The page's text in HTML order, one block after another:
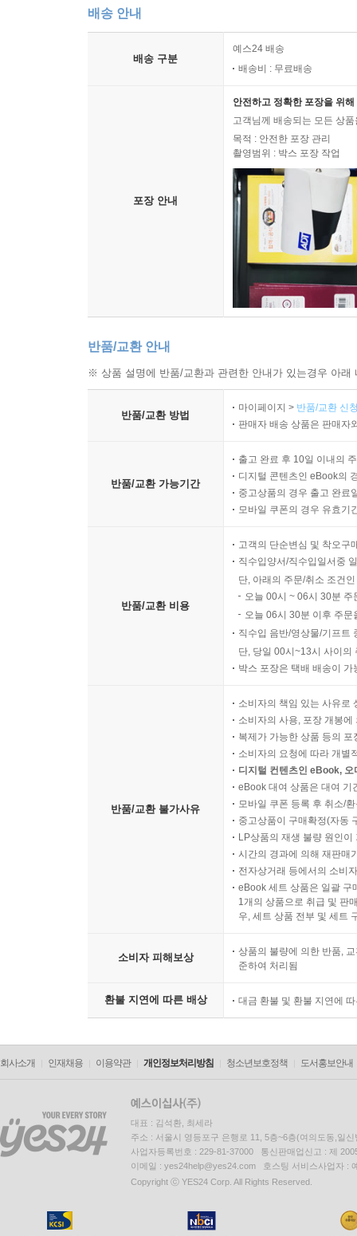
배송 안내
배송 구분
예스24 배송
배송비 : 무료배송
포장 안내
안전하고 정확한 포장을 위
고객님께 배송되는 모든 상
목적 : 안전한 포장 관리
촬영범위 : 박스 포장 작업
반품/교환 안내
※ 상품 설명에 반품/교환과 관련한 안내가 있는경우 아
반품/교환 방법
마이페이지 > 반품/교환 신
판매자 배송 상품은 판매자
반품/교환 가능기간
출고 완료 후 10일 이내의
디지털 콘텐츠인 eBook의
중고상품의 경우 출고 완료
모바일 쿠폰의 경우 유효기
반품/교환 비용
고객의 단순변심 및 착오구
직수입양서/직수입일서중
단, 아래의 주문/취소 조건
오늘 00시 ~ 06시 30분
오늘 06시 30분 이후 주
직수입 음반/영상물/기프트
단, 당일 00시~13시 사이의
박스 포장은 택배 배송이
반품/교환 불가사유
소비자의 책임 있는 사유로
소비자의 사용, 포장 개봉
복제가 가능한 상품 등의
소비자의 요청에 따라 개별
디지털 컨텐츠인 eBook,
eBook 대여 상품은 대여 기
모바일 쿠폰 등록 후 취소/
중고상품이 구매확정(자동
LP상품의 재생 불량 원인
시간의 경과에 의해 재판매
전자상거래 등에서의 소비
eBook 세트 상품은 일괄 구
1개의 상품으로 취급 및 판
우, 세트 상품 전부 및 세트
소비자 피해보상
상품의 불량에 의한 반품,
준하여 처리됨
환불 지연에 따른 배상 대금 환불 및 환불 지연에
회사소개 인재채용 이용약관 개인정보처리방침 청소년보호정책 도서홍보안내
대표 : 김석환, 최세라
주소 : 서울시 영등포구 은행로 11, 5층~6층(여의도동,일신
사업자등록번호 : 229-81-37000 통신판매업신고 : 제
이메일 : yes24help@yes24.com 호스팅 서비스사업자 :
Copyright ⓒ YES24 Corp. All Rights Reserved.